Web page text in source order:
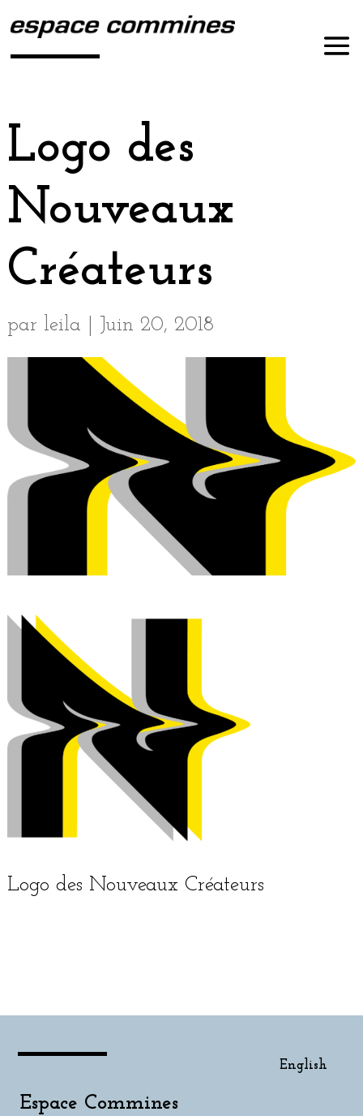
Logo des
Nouveaux
Créateurs
par leila Juin 20, 2018
Logo des Nouveaux Créateurs
Espace Commines
English